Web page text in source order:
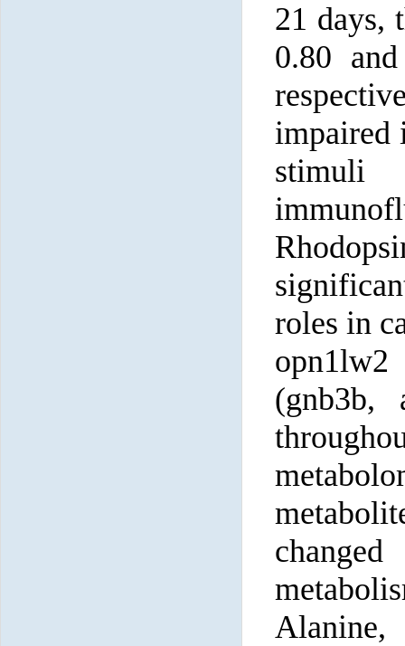
21 days,
0.80
impaired
stimuli
roles in
opn1lw2
(gnb3b,